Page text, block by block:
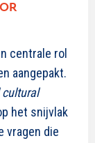
centrale rol
aangepakt.
cultural
het snijvlak
vragen die